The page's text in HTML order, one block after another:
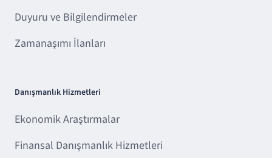
Duyuru ve Bilgilendirmeler
Zamanaşımı İlanları
Danışmanlık Hizmetleri
Ekonomik Araştırmalar
Finansal Danışmanlık Hizmetleri